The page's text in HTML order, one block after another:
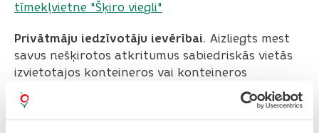
tīmekļvietne "Šķiro viegli"
Privātmāju iedzīvotāju ievērībai. Aizliegts mest
savus nešķirotos atkritumus sabiedriskās vietās
izvietotajos konteineros vai konteineros
daudzdzīvokļu māju pagalmos. Pašvaldības
policija par šādām darbībām var administratīvi
sodīt.